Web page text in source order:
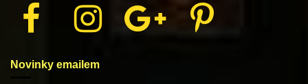
Novinky emailem